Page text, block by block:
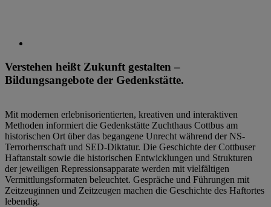
Verstehen heißt Zukunft gestalten –
Bildungsangebote der Gedenkstätte.
Mit modernen erlebnisorientierten, kreativen und interaktiven
Methoden informiert die Gedenkstätte Zuchthaus Cottbus am
historischen Ort über das begangene Unrecht während der NS-
Terrorherrschaft und SED-Diktatur. Die Geschichte der Cottbuser
Haftanstalt sowie die historischen Entwicklungen und Strukturen
der jeweiligen Repressionsapparate werden mit vielfältigen
Vermittlungsformaten beleuchtet. Gespräche und Führungen mit
Zeitzeuginnen und Zeitzeugen machen die Geschichte des Haftortes
lebendig.